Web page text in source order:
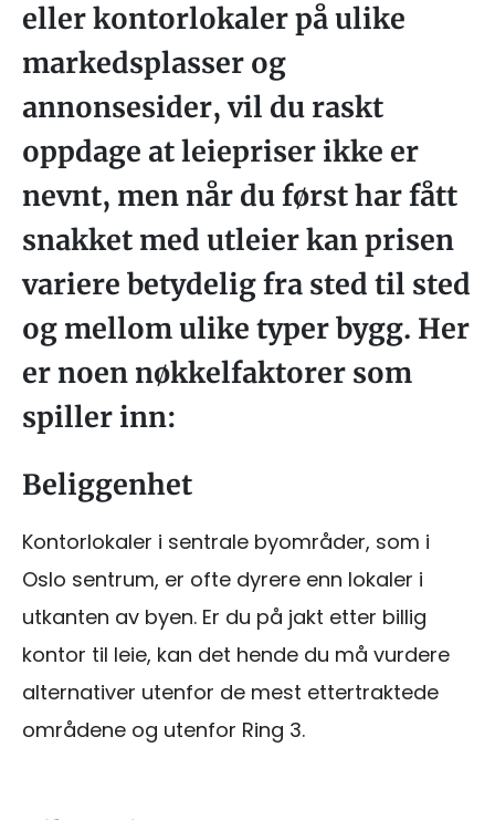
eller kontorlokaler på ulike
markedsplasser og
annonsesider, vil du raskt
oppdage at leiepriser ikke er
nevnt, men når du først har fått
snakket med utleier kan prisen
variere betydelig fra sted til sted
og mellom ulike typer bygg. Her
er noen nøkkelfaktorer som
spiller inn:
Beliggenhet
Kontorlokaler i sentrale byområder, som i
Oslo sentrum, er ofte dyrere enn lokaler i
utkanten av byen. Er du på jakt etter billig
kontor til leie, kan det hende du må vurdere
alternativer utenfor de mest ettertraktede
områdene og utenfor Ring 3.